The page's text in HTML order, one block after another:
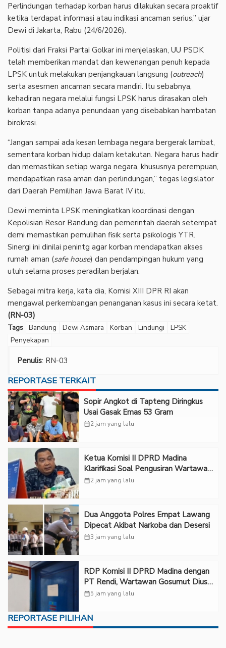
Perlindungan terhadap korban harus dilakukan secara proaktif
ketika terdapat informasi atau indikasi ancaman serius,” ujar
Dewi di Jakarta, Rabu (24/6/2026).
Politisi dari Fraksi Partai Golkar ini menjelaskan, UU PSDK
telah memberikan mandat dan kewenangan penuh kepada
LPSK untuk melakukan penjangkauan langsung (outreach)
serta asesmen ancaman secara mandiri. Itu sebabnya,
kehadiran negara melalui fungsi LPSK harus dirasakan oleh
korban tanpa adanya penundaan yang disebabkan hambatan
birokrasi.
“Jangan sampai ada kesan lembaga negara bergerak lambat,
sementara korban hidup dalam ketakutan. Negara harus hadir
dan memastikan setiap warga negara, khususnya perempuan,
mendapatkan rasa aman dan perlindungan,” tegas legislator
dari Daerah Pemilihan Jawa Barat IV itu.
Dewi meminta LPSK meningkatkan koordinasi dengan
Kepolisian Resor Bandung dan pemerintah daerah setempat
demi memastikan pemulihan fisik serta psikologis YTR.
Sinergi ini dinilai penintg agar korban mendapatkan akses
rumah aman (safe house) dan pendampingan hukum yang
utuh selama proses peradilan berjalan.
Sebagai mitra kerja, kata dia, Komisi XIII DPR RI akan
mengawal perkembangan penanganan kasus ini secara ketat.
(RN-03)
Tags Bandung Dewi Asmara Korban Lindungi
LPSK
Penyekapan
Penulis: RN-03
REPORTASE TERKAIT
Sopir Angkot di Tapteng Diringkus
Usai Gasak Emas 53 Gram
calendar_month2 jam yang lalu
Ketua Komisi II DPRD Madina
Klarifikasi Soal Pengusiran Wartawan
dari Ruang RDP
calendar_month2 jam yang lalu
Dua Anggota Polres Empat Lawang
Dipecat Akibat Narkoba dan Desersi
calendar_month3 jam yang lalu
RDP Komisi II DPRD Madina dengan
PT Rendi, Wartawan Gosumut Diusir
dari Ruangan
calendar_month5 jam yang lalu
REPORTASE PILIHAN